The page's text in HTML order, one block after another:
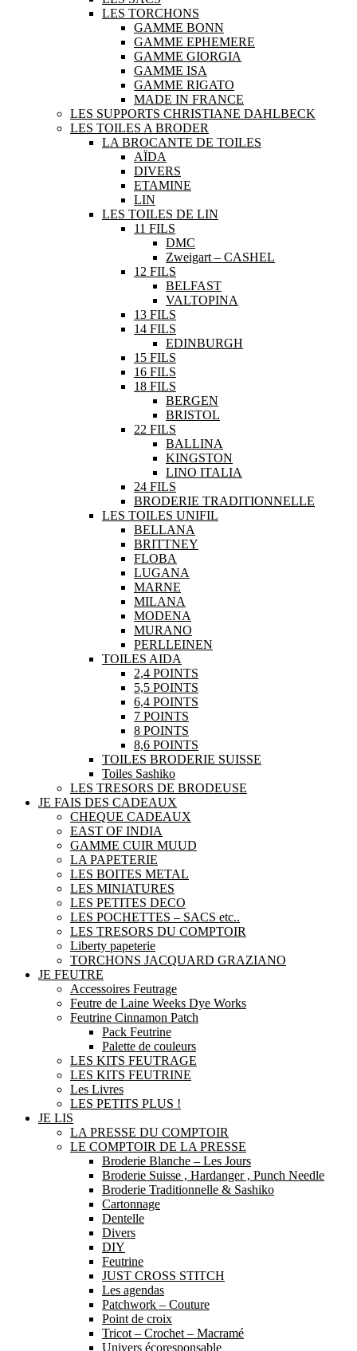
LES TORCHONS
GAMME BONN
GAMME EPHEMERE
GAMME GIORGIA
GAMME ISA
GAMME RIGATO
MADE IN FRANCE
LES SUPPORTS CHRISTIANE DAHLBECK
LES TOILES A BRODER
LA BROCANTE DE TOILES
AÏDA
DIVERS
ETAMINE
LIN
LES TOILES DE LIN
11 FILS
DMC
Zweigart – CASHEL
12 FILS
BELFAST
VALTOPINA
13 FILS
14 FILS
EDINBURGH
15 FILS
16 FILS
18 FILS
BERGEN
BRISTOL
22 FILS
BALLINA
KINGSTON
LINO ITALIA
24 FILS
BRODERIE TRADITIONNELLE
LES TOILES UNIFIL
BELLANA
BRITTNEY
FLOBA
LUGANA
MARNE
MILANA
MODENA
MURANO
PERLLEINEN
TOILES AIDA
2,4 POINTS
5,5 POINTS
6,4 POINTS
7 POINTS
8 POINTS
8,6 POINTS
TOILES BRODERIE SUISSE
Toiles Sashiko
LES TRESORS DE BRODEUSE
JE FAIS DES CADEAUX
CHEQUE CADEAUX
EAST OF INDIA
GAMME CUIR MUUD
LA PAPETERIE
LES BOITES METAL
LES MINIATURES
LES PETITES DECO
LES POCHETTES – SACS etc..
LES TRESORS DU COMPTOIR
Liberty papeterie
TORCHONS JACQUARD GRAZIANO
JE FEUTRE
Accessoires Feutrage
Feutre de Laine Weeks Dye Works
Feutrine Cinnamon Patch
Pack Feutrine
Palette de couleurs
LES KITS FEUTRAGE
LES KITS FEUTRINE
Les Livres
LES PETITS PLUS !
JE LIS
LA PRESSE DU COMPTOIR
LE COMPTOIR DE LA PRESSE
Broderie Blanche – Les Jours
Broderie Suisse , Hardanger , Punch Needle
Broderie Traditionnelle & Sashiko
Cartonnage
Dentelle
Divers
DIY
Feutrine
JUST CROSS STITCH
Les agendas
Patchwork – Couture
Point de croix
Tricot – Crochet – Macramé
Univers écoresponsable